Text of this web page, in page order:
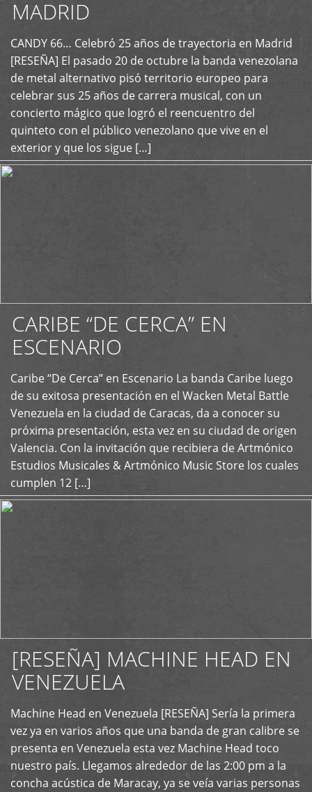
MADRID
CANDY 66… Celebró 25 años de trayectoria en Madrid
[RESEÑA] El pasado 20 de octubre la banda venezolana
de metal alternativo pisó territorio europeo para
celebrar sus 25 años de carrera musical, con un
concierto mágico que logró el reencuentro del
quinteto con el público venezolano que vive en el
exterior y que los sigue […]
+
CARIBE “DE CERCA” EN
ESCENARIO
Caribe “De Cerca” en Escenario La banda Caribe luego
de su exitosa presentación en el Wacken Metal Battle
Venezuela en la ciudad de Caracas, da a conocer su
próxima presentación, esta vez en su ciudad de origen
Valencia. Con la invitación que recibiera de Artmónico
Estudios Musicales & Artmónico Music Store los cuales
cumplen 12 […]
+
[RESEÑA] MACHINE HEAD EN
VENEZUELA
Machine Head en Venezuela [RESEÑA] Sería la primera
vez ya en varios años que una banda de gran calibre se
presenta en Venezuela esta vez Machine Head toco
nuestro país. Llegamos alrededor de las 2:00 pm a la
concha acústica de Maracay, ya se veía varias personas
+